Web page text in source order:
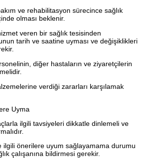
ve rehabilitasyon sürecince sağlık
olması beklenir.
veren bir sağlık tesisinden
tarih ve saatine uyması ve değişiklikleri
diğer hastaların ve ziyaretçilerin
verdiği zararları karşılamak
Uyma
ilgili tavsiyeleri dikkatle dinlemeli ve
ilgili önerilere uyum sağlayamama durumu
çalışanına bildirmesi gerekir.